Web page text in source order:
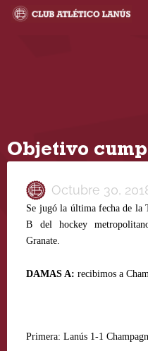
Objetivo
Octubre 30,
Se jugó la última fecha de la
B del hockey
Granate.
DAMAS A: recibimos a
Primera:Lanús 1-1